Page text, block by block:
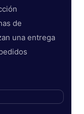
de
una entrega